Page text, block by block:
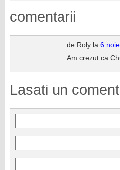
comentarii
de Roly la 6
Am crezut ca
Lasati un